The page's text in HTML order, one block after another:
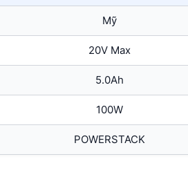
Mỹ
20V Max
5.0Ah
100W
POWERSTACK